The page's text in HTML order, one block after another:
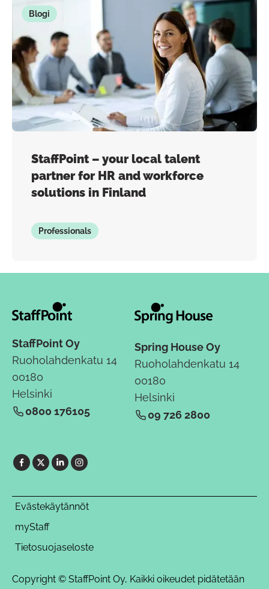
Blogi
StaffPoint – your local talent
partner for HR and workforce
solutions in Finland
Professionals
StaffPoint Oy
Ruoholahdenkatu 14
00180
Helsinki
0800 176105
Spring House Oy
Ruoholahdenkatu 14
00180
Helsinki
09 726 2800
Evästekäytännöt
myStaff
Tietosuojaseloste
Copyright © StaffPoint Oy, Kaikki oikeudet pidätetään